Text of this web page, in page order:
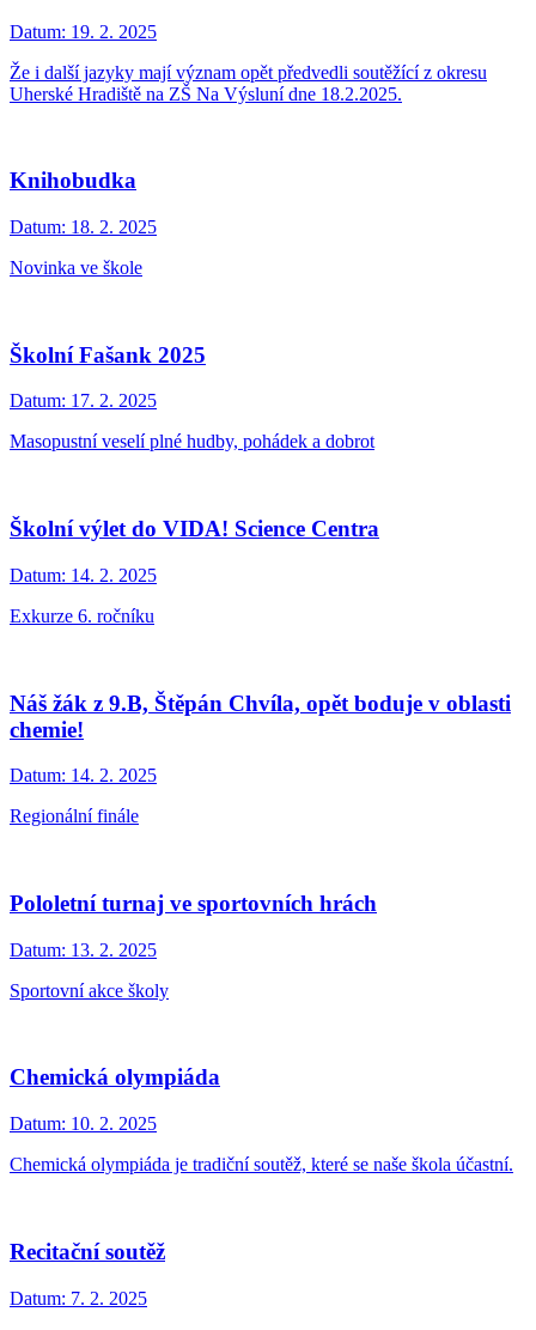
Datum: 19. 2. 2025
Že i další jazyky mají význam opět předvedli soutěžící z okresu
Uherské Hradiště na ZŠ Na Výsluní dne 18.2.2025.
Knihobudka
Datum: 18. 2. 2025
Novinka ve škole
Školní Fašank 2025
Datum: 17. 2. 2025
Masopustní veselí plné hudby, pohádek a dobrot
Školní výlet do VIDA! Science Centra
Datum: 14. 2. 2025
Exkurze 6. ročníku
Náš žák z 9.B, Štěpán Chvíla, opět boduje v oblasti
chemie!
Datum: 14. 2. 2025
Regionální finále
Pololetní turnaj ve sportovních hrách
Datum: 13. 2. 2025
Sportovní akce školy
Chemická olympiáda
Datum: 10. 2. 2025
Chemická olympiáda je tradiční soutěž, které se naše škola účastní.
Recitační soutěž
Datum: 7. 2. 2025